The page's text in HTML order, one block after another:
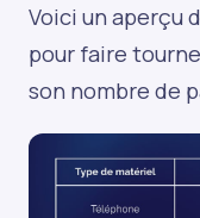
Voici un aperçu
pour faire
son nombre de